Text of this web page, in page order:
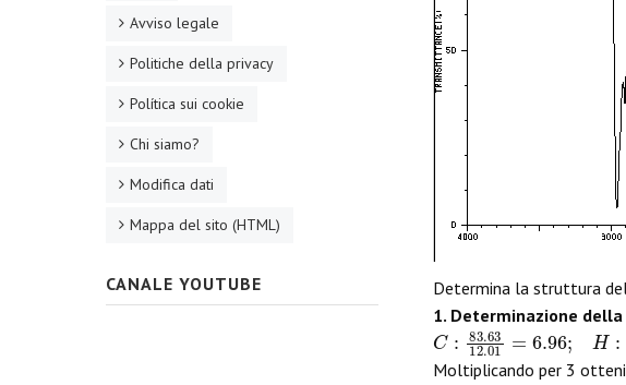
Determina la struttura
1. Determinazione
C:83.6312.01=6.96;H:
Moltiplicando per 3
Avviso legale
Politiche della privacy
Política sui cookie
Chi siamo?
Modifica dati
Mappa del sito (HTML)
CANALE YOUTUBE